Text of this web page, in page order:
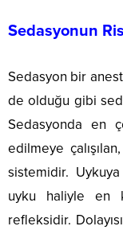
Sedasyonun
Sedasyon bir
de olduğu gibi
Sedasyonda en
edilmeye
sistemidir.
uyku haliyle en
refleksidir.